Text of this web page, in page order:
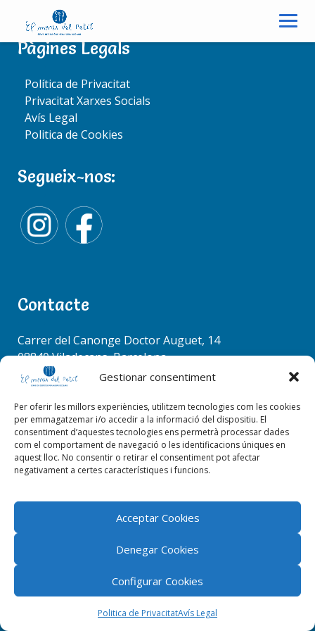
Gestionar consentiment
Per oferir les millors experiències, utilitzem tecnologies com les cookies
per emmagatzemar i/o accedir a la informació del dispositiu. El
consentiment d’aquestes tecnologies ens permetrà processar dades
com el comportament de navegació o les identificacions úniques en
aquest lloc. No consentir o retirar el consentiment pot afectar
negativament a certes característiques i funcions.
Acceptar Cookies
Denegar Cookies
Configurar Cookies
Politica de PrivacitatAvís Legal
Protegido: Escola
Salesians
Este contenido está protegido por contraseña. Para
verlo introduce tu contraseña a continuación:
Contraseña:
Pàgines Legals
Política de Privacitat
Privacitat Xarxes Socials
Avís Legal
Politica de Cookies
Segueix-nos:
Contacte
Carrer del Canonge Doctor Auguet, 14
08840 Viladecans, Barcelona
Tel. 936 37 78 50
info@elmenudelpetit.es
El menú del petit 2026 © Tots els drets reservats |
ByStudioWeb